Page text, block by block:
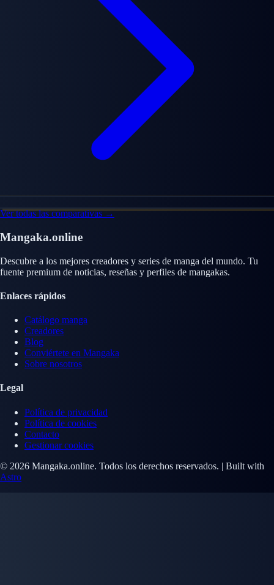
Ver todas las comparativas →
Mangaka.online
Descubre a los mejores creadores y series de manga del mundo. Tu
fuente premium de noticias, reseñas y perfiles de mangakas.
Enlaces rápidos
Catálogo manga
Creadores
Blog
Conviértete en Mangaka
Sobre nosotros
Legal
Política de privacidad
Política de cookies
Contacto
Gestionar cookies
© 2026 Mangaka.online. Todos los derechos reservados. | Built with
Astro